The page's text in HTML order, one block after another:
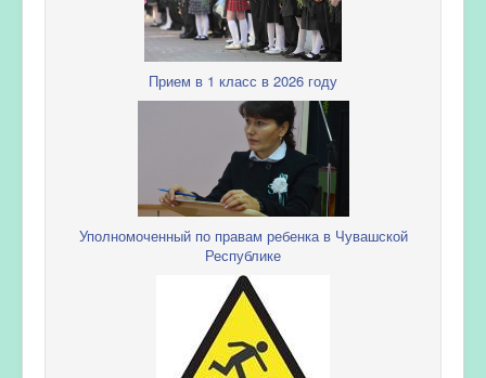
Прием в 1 класс в 2026 году
Уполномоченный по правам ребенка в Чувашской
Республике